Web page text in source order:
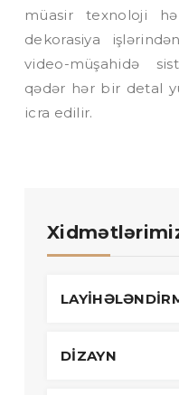
DİZAYN
müasir texnoloji
dekorasiya
video-müşahidə
qədər hər bir detal
icra edilir.